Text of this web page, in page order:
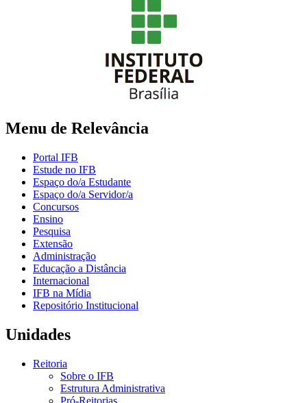
Menu de Relevância
Portal IFB
Estude no IFB
Espaço do/a Estudante
Espaço do/a Servidor/a
Concursos
Ensino
Pesquisa
Extensão
Administração
Educação a Distância
Internacional
IFB na Mídia
Repositório Institucional
Unidades
Reitoria
Sobre o IFB
Estrutura Administrativa
Pró-Reitorias